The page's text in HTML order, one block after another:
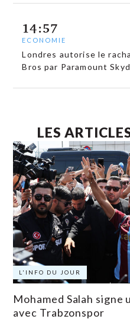
14:57
ECONOMIE
Londres autorise le
Bros par Paramount
LES
L'INFO DU JOUR
Mohamed Salah signe
avec Trabzonspor